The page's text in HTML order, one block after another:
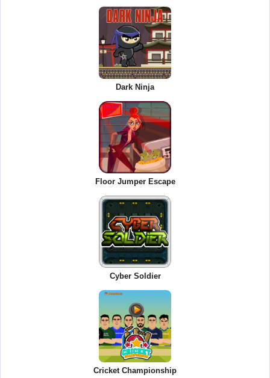
Dark Ninja
Floor Jumper Escape
Cyber Soldier
Cricket Championship